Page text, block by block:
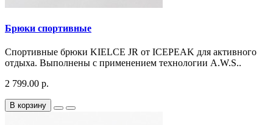
Брюки спортивные
Спортивные брюки KIELCE JR от ICEPEAK для активного
отдыха. Выполнены с применением технологии A.W.S..
2 799.00 р.
В корзину